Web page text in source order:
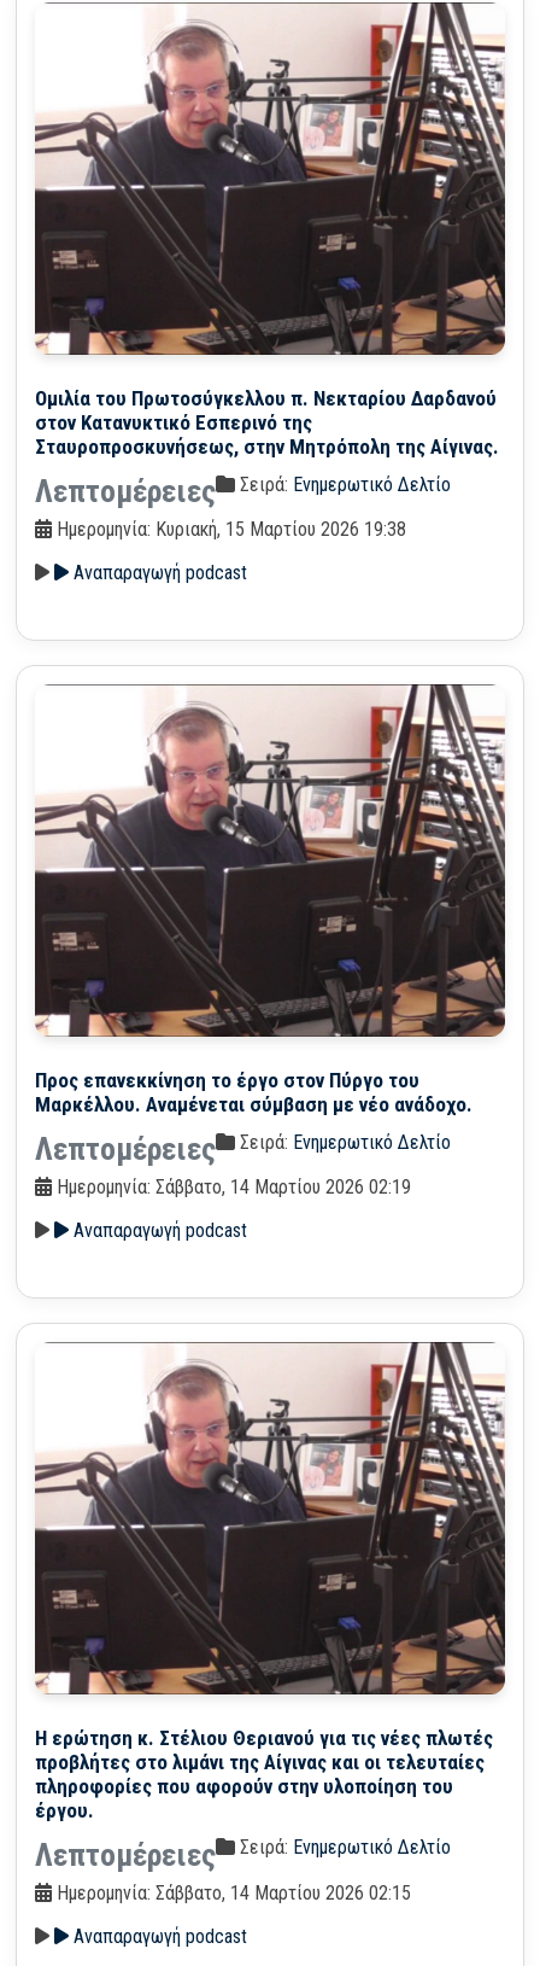
Ομιλία του Πρωτοσύγκελλου π. Νεκταρίου Δαρδανού
στον Κατανυκτικό Εσπερινό της
Σταυροπροσκυνήσεως, στην Μητρόπολη της Αίγινας.
Λεπτομέρειες Σειρά: Ενημερωτικό Δελτίο
Ημερομηνία: Κυριακή, 15 Μαρτίου 2026 19:38
Αναπαραγωγή podcast
Προς επανεκκίνηση το έργο στον Πύργο του
Μαρκέλλου. Αναμένεται σύμβαση με νέο ανάδοχο.
Λεπτομέρειες Σειρά: Ενημερωτικό Δελτίο
Ημερομηνία: Σάββατο, 14 Μαρτίου 2026 02:19
Αναπαραγωγή podcast
Η ερώτηση κ. Στέλιου Θεριανού για τις νέες πλωτές
προβλήτες στο λιμάνι της Αίγινας και οι τελευταίες
πληροφορίες που αφορούν στην υλοποίηση του
έργου.
Λεπτομέρειες Σειρά: Ενημερωτικό Δελτίο
Ημερομηνία: Σάββατο, 14 Μαρτίου 2026 02:15
Αναπαραγωγή podcast